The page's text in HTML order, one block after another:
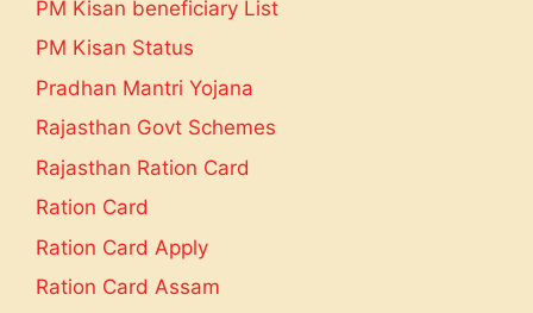
PM Kisan beneficiary List
PM Kisan Status
Pradhan Mantri Yojana
Rajasthan Govt Schemes
Rajasthan Ration Card
Ration Card
Ration Card Apply
Ration Card Assam